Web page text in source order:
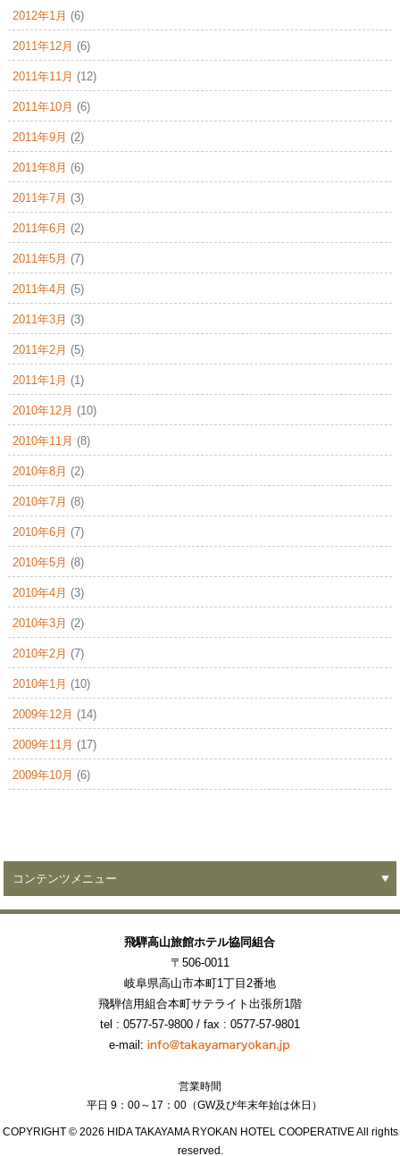
2012年1月 (6)
2011年12月 (6)
2011年11月 (12)
2011年10月 (6)
2011年9月 (2)
2011年8月 (6)
2011年7月 (3)
2011年6月 (2)
2011年5月 (7)
2011年4月 (5)
2011年3月 (3)
2011年2月 (5)
2011年1月 (1)
2010年12月 (10)
2010年11月 (8)
2010年8月 (2)
2010年7月 (8)
2010年6月 (7)
2010年5月 (8)
2010年4月 (3)
2010年3月 (2)
2010年2月 (7)
2010年1月 (10)
2009年12月 (14)
2009年11月 (17)
2009年10月 (6)
コンテンツメニュー
飛騨高山旅館ホテル協同組合
〒506-0011
岐阜県高山市本町1丁目2番地
飛騨信用組合本町サテライト出張所1階
tel : 0577-57-9800/ fax : 0577-57-9801
e-mail:
営業時間
平日 9：00～17：00（GW及び年末年始は休日）
COPYRIGHT © 2026 HIDA TAKAYAMA RYOKAN HOTEL COOPERATIVE All rights
reserved.